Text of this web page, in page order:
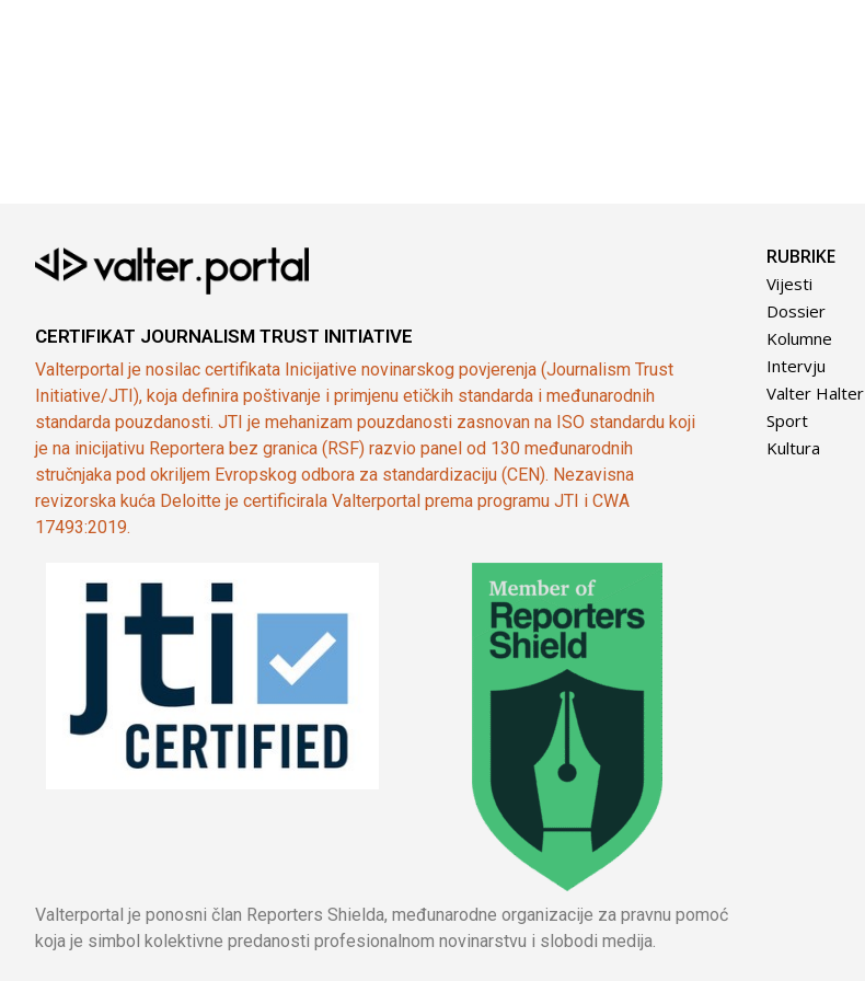
CERTIFIKAT JOURNALISM TRUST INITIATIVE
Valterportal je nosilac certifikata Inicijative novinarskog povjerenja (Journalism Trust
Initiative/JTI), koja definira poštivanje i primjenu etičkih standarda i međunarodnih
standarda pouzdanosti. JTI je mehanizam pouzdanosti zasnovan na ISO standardu koji
je na inicijativu Reportera bez granica (RSF) razvio panel od 130 međunarodnih
stručnjaka pod okriljem Evropskog odbora za standardizaciju (CEN). Nezavisna
revizorska kuća Deloitte je certificirala Valterportal prema programu JTI i CWA
17493:2019.
Valterportal je ponosni član Reporters Shielda, međunarodne organizacije za pravnu pomoć
koja je simbol kolektivne predanosti profesionalnom novinarstvu i slobodi medija.
RUBRIKE
Vijesti
Dossier
Kolumne
Intervju
Valter Halter
Sport
Kultura